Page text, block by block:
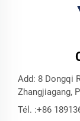
Add: 8 Dongqi
Zhangjiagang,
Tél. :+86